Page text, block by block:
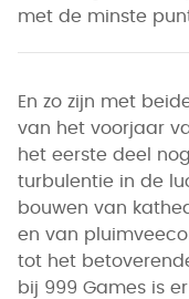
met de minste
En zo zijn met
van het voorjaar
het eerste deel
turbulentie in de
bouwen van
en van
tot het
bij 999 Games is